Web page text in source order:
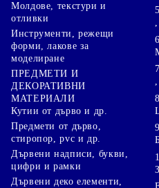
Молдове, текстури и
отливки
Инструменти, режещи
форми, лакове за
моделиране
ПРЕДМЕТИ И
ДЕКОРАТИВНИ
МАТЕРИАЛИ
Кутии от дърво и др.
Предмети от дърво,
стиропор, pvc и др.
Дървени надписи, букви,
цифри и рамки
Дървени деко елементи,